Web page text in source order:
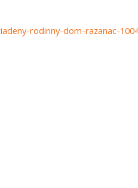
rodinny-dom-razanac-